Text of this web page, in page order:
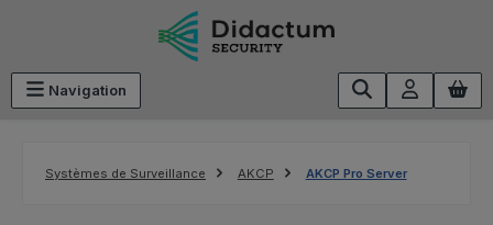
Passer au contenu principal
Navigation
Systèmes de Surveillance AKCP AKCP Pro Server